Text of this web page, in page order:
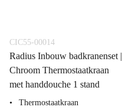
CIC55-00014
Radius Inbouw badkranenset |
Chroom Thermostaatkraan
met handdouche 1 stand
Thermostaatkraan